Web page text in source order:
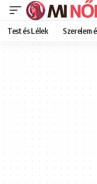
Test és Lélek Szerelem